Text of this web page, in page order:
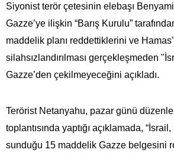
Siyonist terör çetesinin elebaşı
Gazze’ye ilişkin “Barış Kurulu”
maddelik planı reddettiklerini ve
silahsızlandırılması gerçekleşmeden
Gazze’den çekilmeyeceğini açıkladı.
Terörist Netanyahu, pazar günü
toplantısında yaptığı açıklamada,
sunduğu 15 maddelik Gazze belgesini